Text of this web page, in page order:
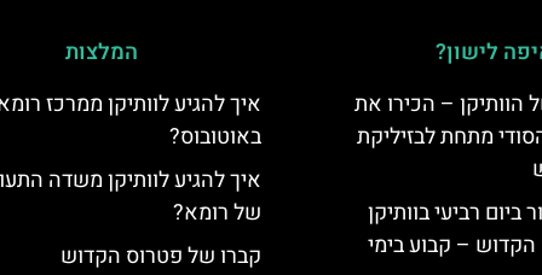
לישון?
הוותיקן – הכירו את
מתחת לבזיליקת
רביעי בוותיקן
– קבוע בימי
המלצות
איך להגיע לוותיקן ממרכז
באוטובוס?
איך להגיע לוותיקן משדה
של רומא?
קברו של פטרוס הקדוש